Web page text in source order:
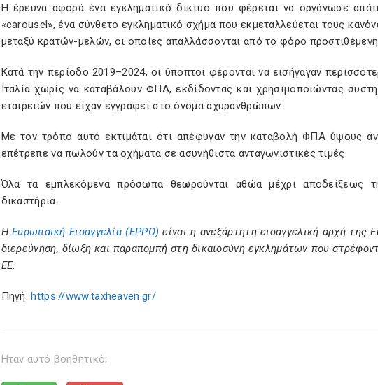
Η έρευνα αφορά ένα εγκληματικό δίκτυο που φέρεται να οργάνωσε
«carousel», ένα σύνθετο εγκληματικό σχήμα που εκμεταλλεύεται τους
μεταξύ κρατών-μελών, οι οποίες απαλλάσσονται από το φόρο
Κατά την περίοδο 2019–2024, οι ύποπτοι φέρονται να εισήγαγαν
Ιταλία χωρίς να καταβάλουν ΦΠΑ, εκδίδοντας και χρησιμοποιώντας
εταιρειών που είχαν εγγραφεί στο όνομα αχυρανθρώπων.
Με τον τρόπο αυτό εκτιμάται ότι απέφυγαν την καταβολή ΦΠΑ ύψους
επέτρεπε να πωλούν τα οχήματα σε ασυνήθιστα ανταγωνιστικές τιμές.
Όλα τα εμπλεκόμενα πρόσωπα θεωρούνται αθώα μέχρι αποδείξεως
δικαστήρια.
ΗΕυρωπαϊκή Εισαγγελία (EPPO) είναι η ανεξάρτητη εισαγγελική αρχή της
διερεύνηση, δίωξη και παραπομπή στη δικαιοσύνη εγκλημάτων που
ΕΕ.
Πηγή:https://www.taxheaven.gr/
Ηταν αυτό βοηθητικό;